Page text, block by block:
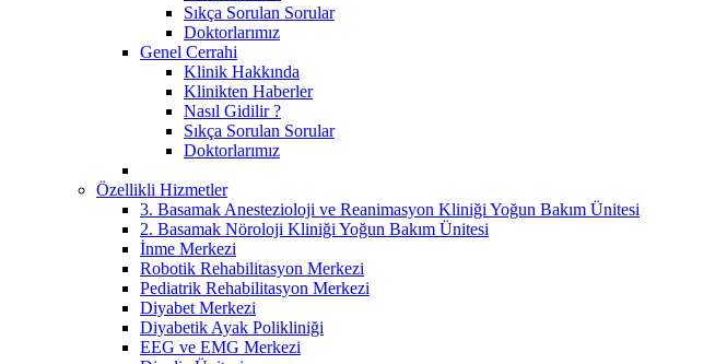
Sıkça Sorulan Sorular
Doktorlarımız
Genel Cerrahi
Klinik Hakkında
Klinikten Haberler
Nasıl Gidilir ?
Sıkça Sorulan Sorular
Doktorlarımız
Özellikli Hizmetler
3. Basamak Anestezioloji ve Reanimasyon Kliniği Yoğun Bakım Ünitesi
2. Basamak Nöroloji Kliniği Yoğun Bakım Ünitesi
İnme Merkezi
Robotik Rehabilitasyon Merkezi
Pediatrik Rehabilitasyon Merkezi
Diyabet Merkezi
Diyabetik Ayak Polikliniği
EEG ve EMG Merkezi